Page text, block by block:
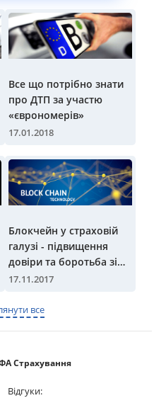
Все що потрібно знати
про ДТП за участю
«єврономерів»
17.01.2018
Блокчейн у страховій
галузі - підвищення
довіри та боротьба зі
шахраями
17.11.2017
все
Страхування
Відгуки: